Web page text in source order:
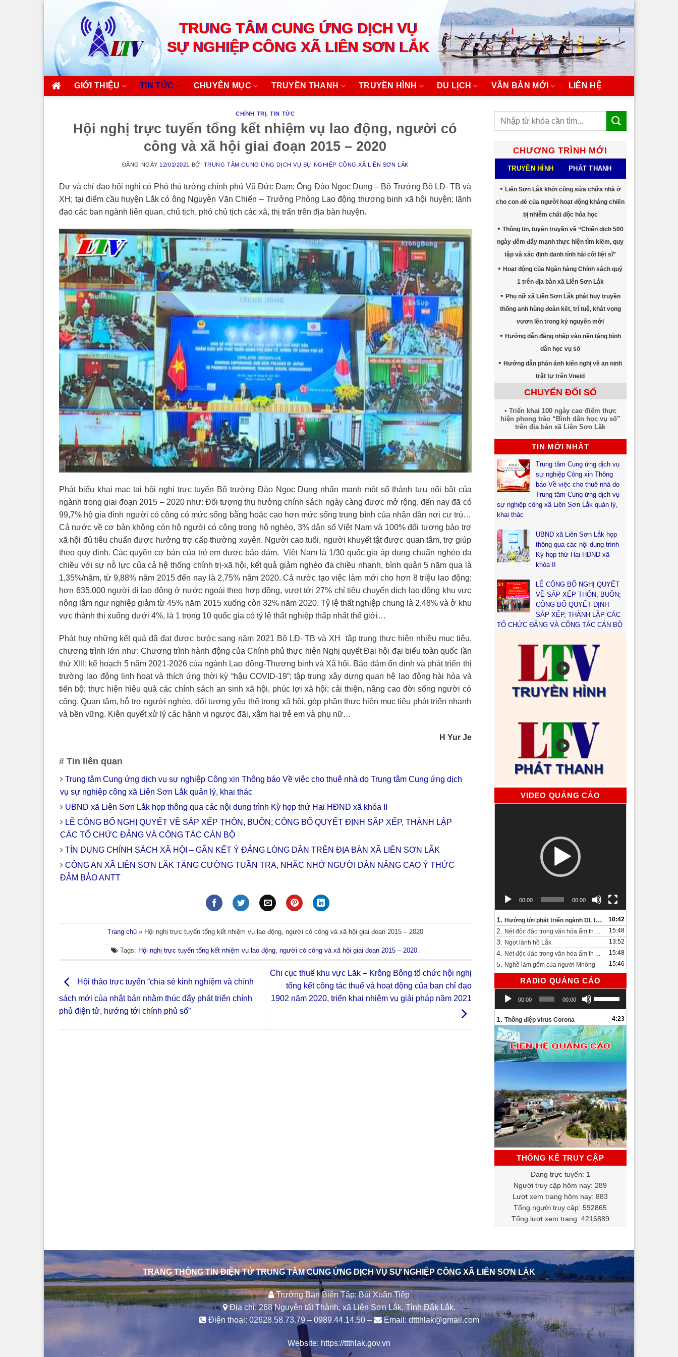
content
TRUNG TÂM CUNG ỨNG DỊCH VỤ
SỰ NGHIỆP CÔNG XÃ LIÊN SƠN LẮK
GIỚI THIỆU TIN TỨC CHUYÊN MỤC TRUYỀN THANH TRUYỀN HÌNH DU LỊCH VĂN BẢN MỚI LIÊN HỆ
CHÍNH TRỊ,TIN TỨC
Hội nghị trực tuyến tổng kết nhiệm vụ lao động, người có
công và xã hội giai đoạn 2015 – 2020
ĐĂNG NGÀY 12/01/2021 BỞI TRUNG TÂM CUNG ỨNG DỊCH VỤ SỰ NGHIỆP CÔNG XÃ LIÊN SƠN LẮK
Dự và chỉ đạo hội nghị có Phó thủ tướng chính phủ Vũ Đức Đam; Ông Đào Ngọc Dung – Bộ Trưởng Bộ LĐ- TB và
XH; tại điểm cầu huyện Lắk có ông Nguyễn Văn Chiến – Trưởng Phòng Lao động thương binh xã hội huyện; lãnh
đạo các ban ngành liên quan, chủ tịch, phó chủ tịch các xã, thị trấn trên địa bàn huyện.
Phát biểu khai mạc tại hội nghị trực tuyến Bộ trưởng Đào Ngọc Dung nhấn mạnh một số thành tựu nổi bật của
ngành trong giai đoạn 2015 – 2020 như: Đối tượng thụ hưởng chính sách ngày càng được mở rộng, đến nay đã có
99,7% hộ gia đình người có công có mức sống bằng hoặc cao hơn mức sống trung bình của nhân dân nơi cư trú…
Cả nước về cơ bản không còn hộ người có công trong hộ nghèo, 3% dân số Việt Nam và 100% đối tượng bảo trợ
xã hội đủ tiêu chuẩn được hưởng trợ cấp thường xuyên. Người cao tuổi, người khuyết tật được quan tâm, trợ giúp
theo quy định. Các quyền cơ bản của trẻ em được bảo đảm. Việt Nam là 1/30 quốc gia áp dụng chuẩn nghèo đa
chiều với sự nỗ lực của cả hệ thống chính trị-xã hội, kết quả giảm nghèo đa chiều nhanh, bình quân 5 năm qua là
1,35%/năm, từ 9,88% năm 2015 đến nay là 2,75% năm 2020. Cả nước tạo việc làm mới cho hơn 8 triệu lao động;
hơn 635.000 người đi lao động ở nước ngoài theo hợp đồng, vượt tới 27% chỉ tiêu chuyển dịch lao động khu vực
nông lâm ngư nghiệp giảm từ 45% năm 2015 xuống còn 32% năm 2020. Tỷ lệ thất nghiệp chung là 2,48% và ở khu
vực thành thị xuống dưới 4%, là 1 trong 10 quốc gia có tỷ lệ thất nghiệp thấp nhất thế giới…
Phát huy những kết quả đã đạt được bước sang năm 2021 Bộ LĐ- TB và XH tập trung thực hiện nhiều mục tiêu,
chương trình lớn như: Chương trình hành động của Chính phủ thực hiện Nghị quyết Đại hội đại biểu toàn quốc lần
thứ XIII; kế hoạch 5 năm 2021-2026 của ngành Lao động-Thương binh và Xã hội. Bảo đảm ổn định và phát triển thị
trường lao động linh hoạt và thích ứng thời kỳ “hậu COVID-19”; tập trung xây dựng quan hệ lao động hài hòa và
tiến bộ; thực hiện hiệu quả các chính sách an sinh xã hội, phúc lợi xã hội; cải thiện, nâng cao đời sống người có
công. Quan tâm, hỗ trợ người nghèo, đối tượng yếu thế trong xã hội, góp phần thực hiện mục tiêu phát triển nhanh
và bền vững. Kiên quyết xử lý các hành vi ngược đãi, xâm hại trẻ em và phụ nữ…
H Yur Je
# Tin liên quan
Trung tâm Cung ứng dịch vụ sự nghiệp Công xin Thông báo Về việc cho thuê nhà do Trung tâm Cung ứng dịch
vụ sự nghiệp công xã Liên Sơn Lắk quản lý, khai thác
UBND xã Liên Sơn Lắk họp thông qua các nội dung trình Kỳ họp thứ Hai HĐND xã khóa II
LỄ CÔNG BỐ NGHỊ QUYẾT VỀ SẮP XẾP THÔN, BUÔN; CÔNG BỐ QUYẾT ĐỊNH SẮP XẾP, THÀNH LẬP
CÁC TỔ CHỨC ĐẢNG VÀ CÔNG TÁC CÁN BỘ
TÍN DỤNG CHÍNH SÁCH XÃ HỘI – GẮN KẾT Ý ĐẢNG LÒNG DÂN TRÊN ĐỊA BÀN XÃ LIÊN SƠN LẮK
CÔNG AN XÃ LIÊN SƠN LẮK TĂNG CƯỜNG TUẦN TRA, NHẮC NHỞ NGƯỜI DÂN NÂNG CAO Ý THỨC
ĐẢM BẢO ANTT
Trang chủ» Hội nghị trực tuyến tổng kết nhiệm vụ lao động, người có công và xã hội giai đoạn 2015 – 2020
Tags: Hội nghị trực tuyến tổng kết nhiệm vụ lao động ,người có công và xã hội giai đoạn 2015 – 2020
Hội thảo trực tuyến “chia sẻ kinh nghiệm và chính
sách mới của nhật bản nhằm thúc đẩy phát triển chính
phủ điện tử, hướng tới chính phủ số”
Chi cục thuế khu vực Lăk – Krông Bông tổ chức hội nghị
tổng kết công tác thuế và hoạt động của ban chỉ đạo
1902 năm 2020, triển khai nhiệm vụ giải pháp năm 2021
CHƯƠNG TRÌNH MỚI
TRUYỀN HÌNH PHÁT THANH
Liên Sơn Lắk khởi công sửa chữa nhà ở
cho con đẻ của người hoạt động kháng chiến
bị nhiễm chất độc hóa học
Thông tin, tuyên truyền về “Chiến dịch 500
ngày đêm đẩy mạnh thực hiện tìm kiếm, quy
tập và xác định danh tính hài cốt liệt sĩ”
Hoạt động của Ngân hàng Chính sách quý
1 trên địa bàn xã Liên Sơn Lắk
Phụ nữ xã Liên Sơn Lắk phát huy truyền
thống anh hùng đoàn kết, trí tuệ, khát vọng
vươn lên trong kỷ nguyên mới
Hướng dẫn đăng nhập vào nền tảng bình
dân học vụ số
Hướng dẫn phản ánh kiến nghị về an ninh
trật tự trên Vneid
CHUYỂN ĐỔI SỐ
Triển khai 100 ngày cao điểm thực
hiện phong trào “Bình dân học vụ số”
trên địa bàn xã Liên Sơn Lăk
TIN MỚI NHẤT
Trung tâm Cung ứng dịch vụ
sự nghiệp Công xin Thông
báo Về việc cho thuê nhà do
Trung tâm Cung ứng dịch vụ
sự nghiệp công xã Liên Sơn Lắk quản lý,
khai thác
UBND xã Liên Sơn Lắk họp
thông qua các nội dung trình
Kỳ họp thứ Hai HĐND xã
khóa II
LỄ CÔNG BỐ NGHỊ QUYẾT
VỀ SẮP XẾP THÔN, BUÔN;
CÔNG BỐ QUYẾT ĐỊNH
SẮP XẾP, THÀNH LẬP CÁC
TỔ CHỨC ĐẢNG VÀ CÔNG TÁC CÁN BỘ
VIDEO QUẢNG CÁO
00:00 00:00
1. Hướng tới phát triển ngành DL lâu dài và bền vững 10:42
2. Nét độc đáo trong văn hóa ẩm thực bên bờ hồ Lắk. 15:48
3. Ngọt lành hồ Lắk 13:52
4. Nét độc đáo trong văn hóa ẩm thực bên bờ hồ Lắk 15:48
5. Nghề làm gốm của người Mnông 15:46
RADIO QUẢNG CÁO
Trình
chơi
00:00 00:00
phím
mũi
tên
Lên/Xuống
tăng
hoặc
giảm
âm
lượng.
1. Thông điệp virus Corona 4:23
THỐNG KÊ TRUY CẬP
Đang trực tuyến: 1
Người truy cập hôm nay: 289
Lượt xem trang hôm nay: 883
Tổng người truy cập: 592865
Tổng lượt xem trang: 4216889
TRANG THÔNG TIN ĐIỆN TỬ TRUNG TÂM CUNG ỨNG DỊCH VỤ SỰ NGHIỆP CÔNG XÃ LIÊN SƠN LẮK
Trưởng Ban Biên Tập: Bùi Xuân Tiệp
Địa chỉ: 268 Nguyễn tất Thành, xã Liên Sơn Lắk, Tỉnh Đắk Lắk.
Điện thoại: 02628.58.73.79– 0989.44.14.50– Email:dttthlak@gmail.com
Website: https://ttthlak.gov.vn